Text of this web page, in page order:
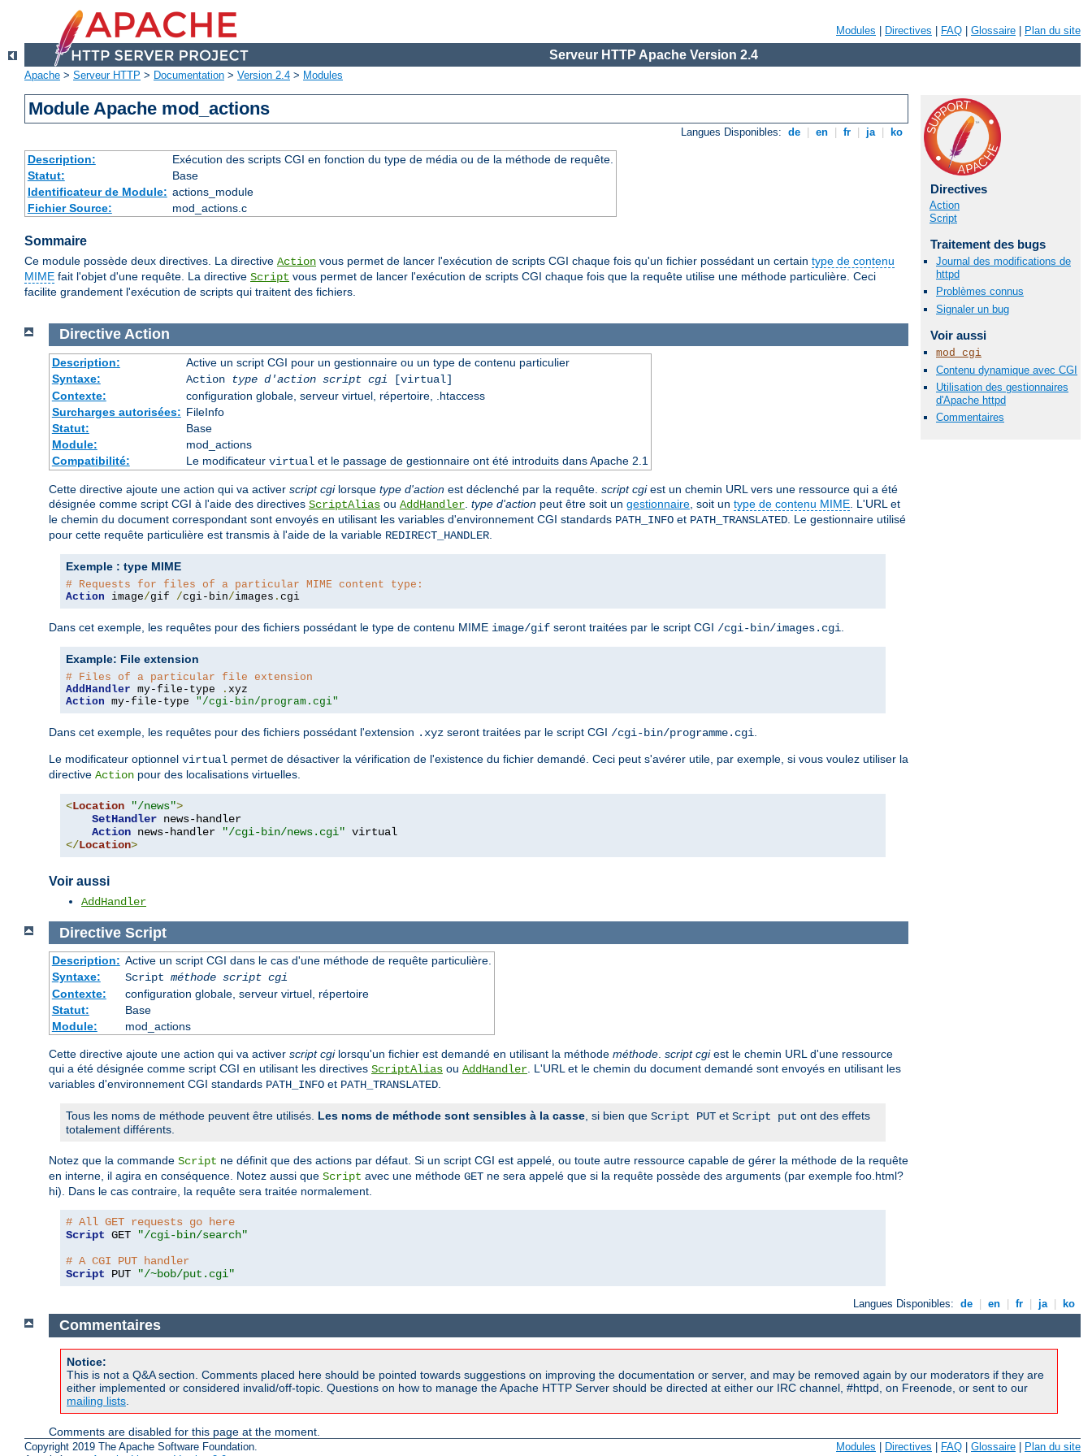
Modules Directives FAQ Glossaire Plan du site
Serveur HTTP Apache Version 2.4
Apache > Serveur HTTP > Documentation > Version 2.4 > Modules
Module Apache mod_actions
Langues Disponibles: de en fr ja ko
Description:
Exécution des scripts CGI en fonction du type de média ou de la méthode de requête.
Statut:
Base
Identificateur de Module: actions_module
Fichier Source:
mod_actions.c
Sommaire
Ce module possède deux directives. La directive Action vous permet de lancer l'exécution de scripts CGI chaque fois qu'un fichier possédant un certain type de contenu
MIME fait l'objet d'une requête. La directive Script vous permet de lancer l'exécution de scripts CGI chaque fois que la requête utilise une méthode particulière. Ceci
facilite grandement l'exécution de scripts qui traitent des fichiers.
Directives
Action
Script
Traitement des bugs
Journal des modifications de
httpd
Problèmes connus
Signaler un bug
Voir aussi
mod_cgi
Contenu dynamique avec CGI
Utilisation des gestionnaires
d'Apache httpd
Commentaires
Directive Action
Description:
Active un script CGI pour un gestionnaire ou un type de contenu particulier
Syntaxe:
Action type d'action script cgi [virtual]
Contexte:
configuration globale, serveur virtuel, répertoire, .htaccess
Surcharges autorisées: FileInfo
Statut:
Base
Module:
mod_actions
Compatibilité:
Le modificateur virtual et le passage de gestionnaire ont été introduits dans Apache 2.1
Cette directive ajoute une action qui va activer script cgilorsque type d'action est déclenché par la requête. script cgiest un chemin URL vers une ressource qui a été
désignée comme script CGI à l'aide des directives ScriptAlias ou AddHandler type d'action peut être soit un gestionnaire , soit un type de contenu MIME . L'URL et
le chemin du document correspondant sont envoyés en utilisant les variables d'environnement CGI standards PATH_INFO et PATH_TRANSLATED . Le gestionnaire utilisé
pour cette requête particulière est transmis à l'aide de la variable REDIRECT_HANDLER
Exemple : type MIME
# Requests for files of a particular MIME content type:
Action image/gif /cgi-bin/images . cgi
Dans cet exemple, les requêtes pour des fichiers possédant le type de contenu MIME image/gif seront traitées par le script CGI /cgi-bin/images.cgi
Example: File extension
# Files of a particular file extension
AddHandler my-file-type .
Action my-file-type "/cgi-bin/program.cgi"
Dans cet exemple, les requêtes pour des fichiers possédant l'extension .xyz seront traitées par le script CGI /cgi-bin/programme.cgi
Le modificateur optionnel virtual permet de désactiver la vérification de l'existence du fichier demandé. Ceci peut s'avérer utile, par exemple, si vous voulez utiliser la
directive Action pour des localisations virtuelles.
<Location "/news">
SetHandler news-handler
Action news-handler "/cgi-bin/news.cgi"
</Location>
Voir aussi
AddHandler
Directive Script
Description: Active un script CGI dans le cas d'une méthode de requête particulière.
Syntaxe:
Script méthode script cgi
Contexte:
configuration globale, serveur virtuel, répertoire
Statut:
Base
Module:
mod_actions
Cette directive ajoute une action qui va activer script cgilorsqu'un fichier est demandé en utilisant la méthode méthode. script cgiest le chemin URL d'une ressource
qui a été désignée comme script CGI en utilisant les directives ScriptAlias ou AddHandler. L'URL et le chemin du document demandé sont envoyés en utilisant les
variables d'environnement CGI standards PATH_INFO et PATH_TRANSLATED.
Tous les noms de méthode peuvent être utilisés. Les noms de méthode sont sensibles à la casse, si bien que Script PUT et Script put ont des effets
totalement différents.
Notez que la commande Script ne définit que des actions par défaut. Si un script CGI est appelé, ou toute autre ressource capable de gérer la méthode de la requête
en interne, il agira en conséquence. Notez aussi que Script avec une méthode GET ne sera appelé que si la requête possède des arguments (par exemple foo.html?
hi). Dans le cas contraire, la requête sera traitée normalement.
# All GET requests go here
Script GET
"/cgi-bin/search"
# A CGI PUT handler
Script PUT "/~bob/put.cgi"
Langues Disponibles: de en fr ja ko
Commentaires
Notice:
This is not a Q&A section. Comments placed here should be pointed towards suggestions on improving the documentation or server, and may be removed again by our moderators if they are
either implemented or considered invalid/off-topic. Questions on how to manage the Apache HTTP Server should be directed at either our IRC channel, #httpd, on Freenode, or sent to our
mailing lists
Comments are disabled for this page at the moment.
Copyright 2019 The Apache Software Foundation.
Modules Directives FAQ Glossaire Plan du site